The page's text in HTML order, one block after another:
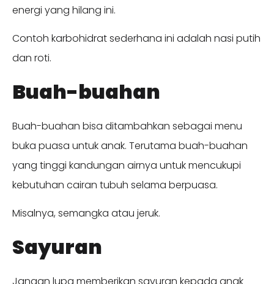
energi yang hilang ini.
Contoh karbohidrat sederhana ini adalah nasi putih
dan roti.
Buah-buahan
Buah-buahan bisa ditambahkan sebagai menu
buka puasa untuk anak. Terutama buah-buahan
yang tinggi kandungan airnya untuk mencukupi
kebutuhan cairan tubuh selama berpuasa.
Misalnya, semangka atau jeruk.
Sayuran
Jangan lupa memberikan sayuran kepada anak